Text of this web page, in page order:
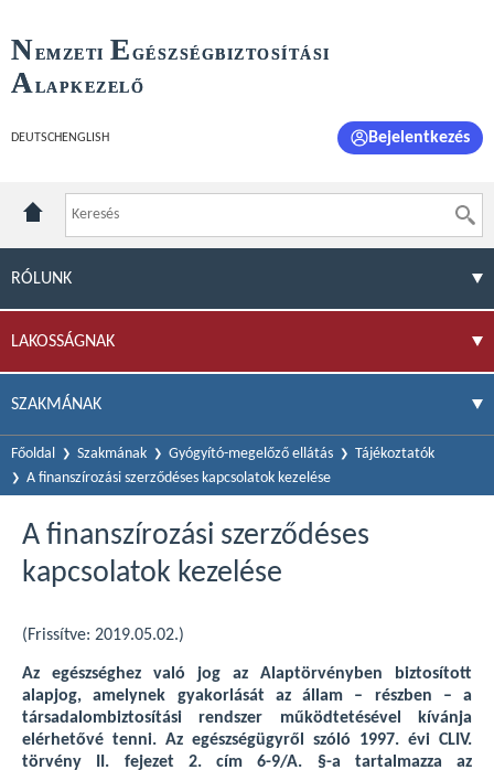
NEMZETI E GÉSZSÉGBIZTOSÍTÁSI
ALAPKEZELŐ
DEUTSCH ENGLISH Bejelentkezés
RÓLUNK
LAKOSSÁGNAK
SZAKMÁNAK
Főoldal Szakmának Gyógyító-megelőző ellátás
Tájékoztatók
A finanszírozási szerződéses kapcsolatok kezelése
A finanszírozási szerződéses
kapcsolatok kezelése
(Frissítve: 2019.05.02.)
Az egészséghez való jog az Alaptörvényben biztosított
alapjog, amelynek gyakorlását az állam – részben – a
társadalombiztosítási rendszer működtetésével kívánja
elérhetővé tenni. Az egészségügyről szóló 1997. évi CLIV.
törvény II. fejezet 2. cím 6-9/A. §-a tartalmazza az